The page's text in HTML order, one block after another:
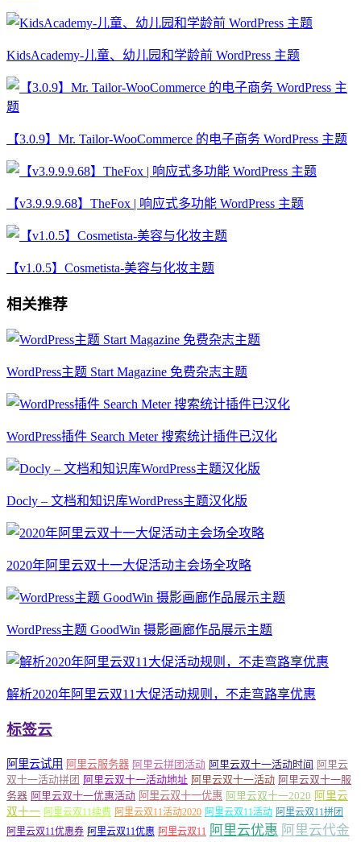
KidsAcademy-儿童、幼儿园和学龄前 WordPress 主题
【3.0.9】Mr. Tailor-WooCommerce 的电子商务 WordPress 主题
【v3.9.9.9.68】TheFox | 响应式多功能 WordPress 主题
【v1.0.5】Cosmetista-美容与化妆主题
相关推荐
WordPress主题 Start Magazine 免费杂志主题
WordPress插件 Search Meter 搜索统计插件已汉化
Docly – 文档和知识库WordPress主题汉化版
2020年阿里云双十一大促活动主会场全攻略
WordPress主题 GoodWin 摄影画廊作品展示主题
解析2020年阿里云双11大促活动规则，不走弯路享优惠
标签云
阿里云试用 阿里云服务器 阿里云拼团活动 阿里云双十一活动时间 阿里云
双十一活动拼团 阿里云双十一活动地址 阿里云双十一活动 阿里云双十一服
务器 阿里云双十一优惠活动 阿里云双十一优惠 阿里云双十一2020 阿里云
双十一 阿里云双11续费 阿里云双11活动2020 阿里云双11活动 阿里云双11拼团
阿里云双11优惠券 阿里云双11优惠 阿里云双11 阿里云优惠 阿里云代金